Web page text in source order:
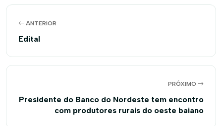
ANTERIOR
Edital
PRÓXIMO
Presidente do Banco do Nordeste tem encontro
com produtores rurais do oeste baiano